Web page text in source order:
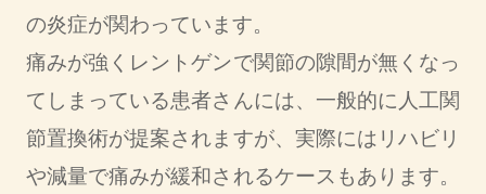
の炎症が関わっています。
痛みが強くレントゲンで関節の隙間が無くなっ
てしまっている患者さんには、一般的に人工関
節置換術が提案されますが、実際にはリハビリ
や減量で痛みが緩和されるケースもあります。